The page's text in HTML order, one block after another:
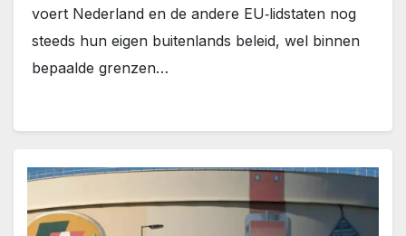
voert Nederland en de andere EU‑lidstaten nog
steeds hun eigen buitenlands beleid, wel binnen
bepaalde grenzen…